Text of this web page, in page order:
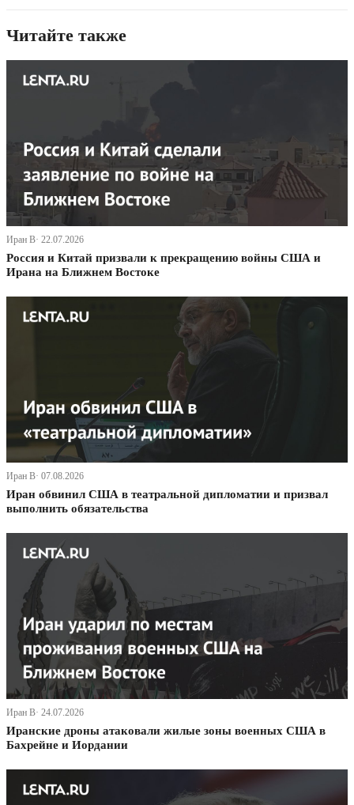
Читайте также
Иран В· 22.07.2026
Россия и Китай призвали к прекращению войны США и
Ирана на Ближнем Востоке
Иран В· 07.08.2026
Иран обвинил США в театральной дипломатии и призвал
выполнить обязательства
Иран В· 24.07.2026
Иранские дроны атаковали жилые зоны военных США в
Бахрейне и Иордании